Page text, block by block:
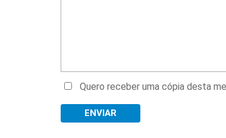
Quero receber uma cópia desta